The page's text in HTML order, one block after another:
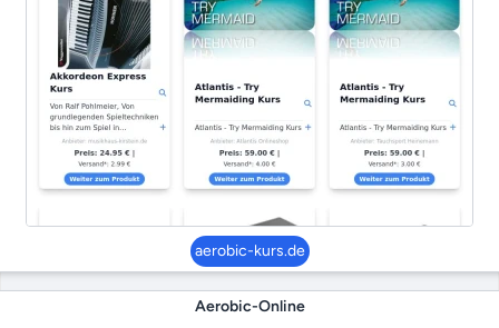
aerobic-kurs.de
Aerobic-Online